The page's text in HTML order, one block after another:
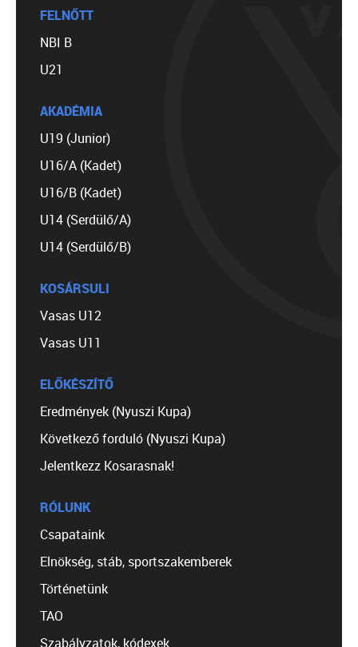
FELNŐTT
NBI B
U21
AKADÉMIA
U19 (Junior)
U16/A (Kadet)
U16/B (Kadet)
U14 (Serdülő/A)
U14 (Serdülő/B)
KOSÁRSULI
Vasas U12
Vasas U11
ELŐKÉSZÍTŐ
Eredmények (Nyuszi Kupa)
Következő forduló (Nyuszi Kupa)
Jelentkezz Kosarasnak!
RÓLUNK
Csapataink
Elnökség, stáb, sportszakemberek
Történetünk
TAO
Szabályzatok, kódexek